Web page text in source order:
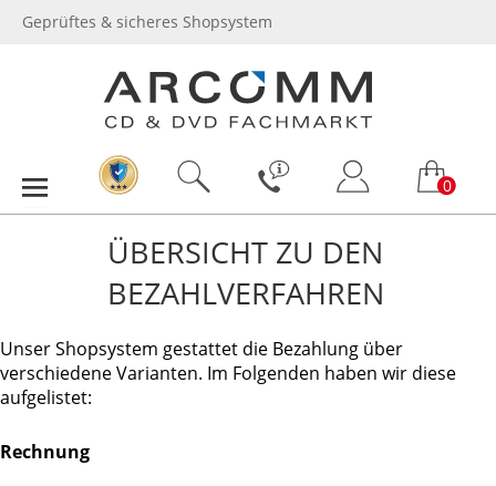
Geprüftes & sicheres Shopsystem
0
ÜBERSICHT ZU DEN
BEZAHLVERFAHREN
Unser Shopsystem gestattet die Bezahlung über
verschiedene Varianten. Im Folgenden haben wir diese
aufgelistet:
Rechnung